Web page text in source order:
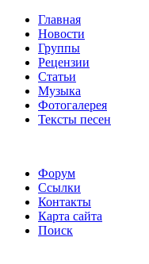
Главная
Новости
Группы
Рецензии
Статьи
Музыка
Фотогалерея
Тексты песен
Форум
Ссылки
Контакты
Карта сайта
Поиск